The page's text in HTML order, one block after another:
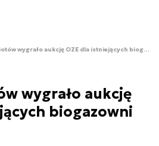
Pięć podmiotów wygrało aukcję OZE dla istniejących biogazowni rolniczych
wygrało aukcję
biogazowni